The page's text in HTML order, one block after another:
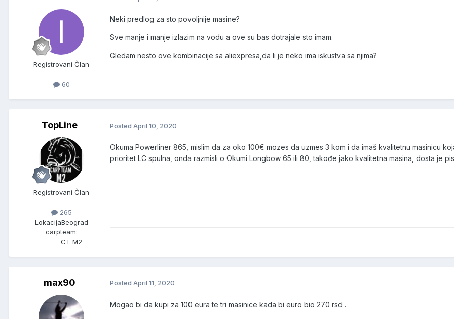
Registrovani Član
60
Neki predlog za sto povoljnije masine?
Sve manje i manje izlazim na vodu a ove su bas dotrajale sto imam.
Gledam nesto ove kombinacije sa aliexpresa,da li je neko ima iskustva sa njima?
TopLine
Registrovani Član
265
LokacijaBeograd
carpteam:
CT M2
Posted April 10, 2020
Okuma Powerliner 865, mislim da za oko 100€ mozes da uzmes 3 kom i da imaš kvalitetnu masinicu
prioritet LC spulna, onda razmisli o Okumi Longbow 65 ili 80, takođe jako kvalitetna masina, dosta je
max90 Posted April 11, 2020
Mogao bi da kupi za 100 eura te tri masinice kada bi euro bio 270 rsd .